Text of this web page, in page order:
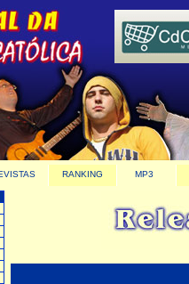
RANKING MP3